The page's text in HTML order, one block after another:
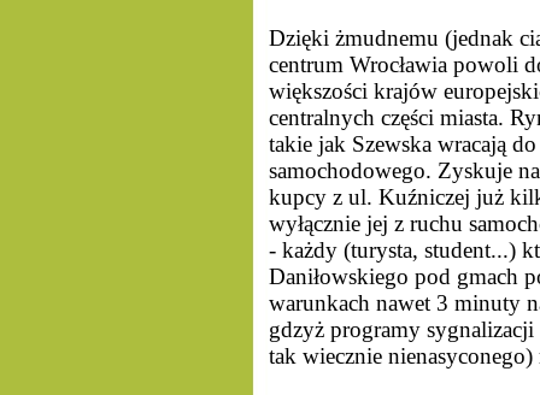
Dzięki żmudnemu (jednak
centrum Wrocławia powoli
większości krajów
centralnych części miasta.
takie jak Szewska wracają
samochodowego. Zyskuje
kupcy z ul. Kuźniczej już
wyłącznie jej z ruchu
- każdy (turysta, student...)
Daniłowskiego pod gmach
warunkach nawet 3 minuty
gdzyż programy sygnalizacji
tak wiecznie